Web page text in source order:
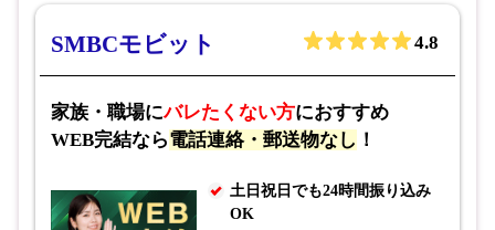
SMBCモビット 4.8
家族・職場にバレたくない方におすすめ
WEB完結なら電話連絡・郵送物なし ！
土日祝日でも24時間振り込み
OK